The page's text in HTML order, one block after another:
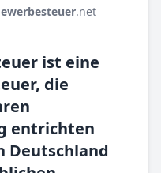
.net
ist eine
die
entrichten
Deutschland